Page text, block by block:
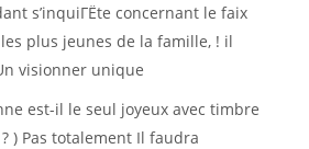
s’inquiГЁte concernant le faix
plus jeunes de la famille, ! il
visionner unique
est-il le seul joyeux avec timbre
) Pas totalement Il faudra